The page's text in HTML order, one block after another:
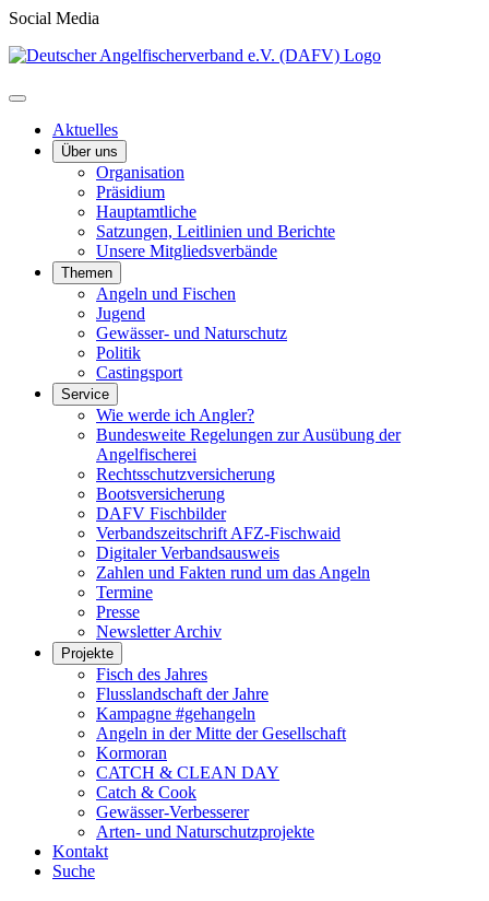
Social Media
Aktuelles
Über uns
Organisation
Präsidium
Hauptamtliche
Satzungen, Leitlinien und Berichte
Unsere Mitgliedsverbände
Themen
Angeln und Fischen
Jugend
Gewässer- und Naturschutz
Politik
Castingsport
Service
Wie werde ich Angler?
Bundesweite Regelungen zur Ausübung der
Angelfischerei
Rechtsschutzversicherung
Bootsversicherung
DAFV Fischbilder
Verbandszeitschrift AFZ-Fischwaid
Digitaler Verbandsausweis
Zahlen und Fakten rund um das Angeln
Termine
Presse
Newsletter Archiv
Projekte
Fisch des Jahres
Flusslandschaft der Jahre
Kampagne #gehangeln
Angeln in der Mitte der Gesellschaft
Kormoran
CATCH & CLEAN DAY
Catch & Cook
Gewässer-Verbesserer
Arten- und Naturschutzprojekte
Kontakt
Suche